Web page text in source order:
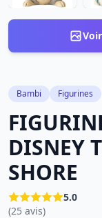
Bambi Figurines
DISNEY
SHORE
5.0
(25 avis)